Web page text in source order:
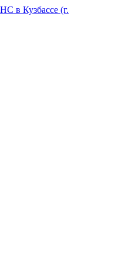
в Кузбассе (г.